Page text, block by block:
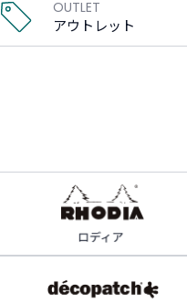
OUTLET
アウトレット